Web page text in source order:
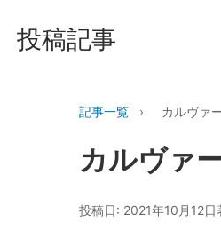
投稿記事
記事一覧 › カルヴァ
カルヴァ
投稿日: 2021年10月12日